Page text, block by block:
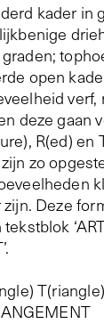
kader in
open
verf,
deze gaan
R(ed) en
zo
Deze
T(riangle)